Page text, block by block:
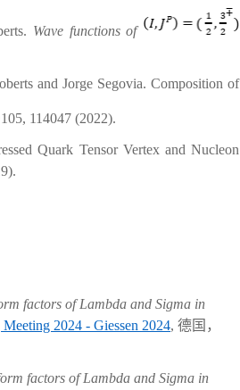
Wave functions of
and Jorge Segovia. Composition of
105, 114047 (2022).
Quark Tensor Vertex and Nucleon
factors of Lambda and Sigma in
2024 - Giessen 2024, 德国，
factors of Lambda and Sigma in